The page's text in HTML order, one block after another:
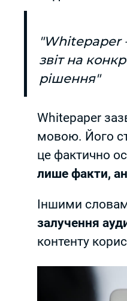
"Whitepaper
звіт на
рішення"
Whitepaper
мовою. Його
це фактично
лише факти,
Іншими
залучення
контенту